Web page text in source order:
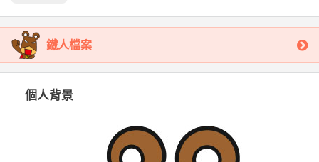
鐵人檔案
個人背景